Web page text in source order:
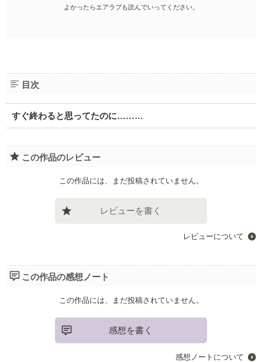
よかったらエアラブも読んでいってください。
目次
すぐ終わると思ってたのに………
この作品のレビュー
この作品には、まだ投稿されていません。
レビューを書く
レビューについて
この作品の感想ノート
この作品には、まだ投稿されていません。
感想を書く
感想ノートについて